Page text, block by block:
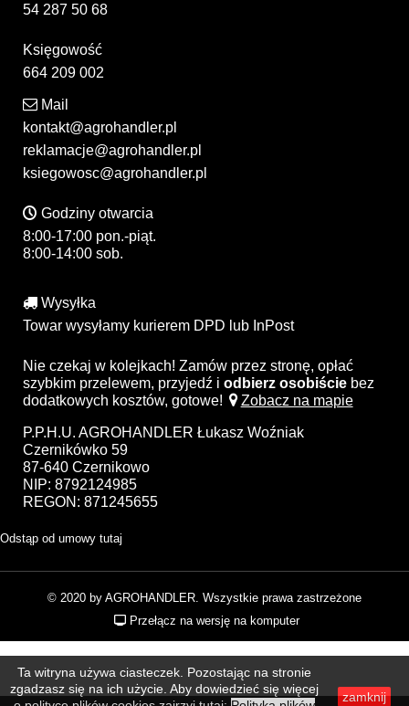
Ta witryna używa ciasteczek. Pozostając na stronie
zgadzasz się na ich użycie. Aby dowiedzieć się więcej
zamknij
54 287 50 68
Księgowość
664 209 002
Mail
kontakt@agrohandler.pl
reklamacje@agrohandler.pl
ksiegowosc@agrohandler.pl
Godziny otwarcia
8:00-17:00 pon.-piąt.
8:00-14:00 sob.
Wysyłka
Towar wysyłamy kurierem DPD lub InPost
Nie czekaj w kolejkach! Zamów przez stronę, opłać
szybkim przelewem, przyjedź i odbierz osobiście bez
dodatkowych kosztów, gotowe!
Zobacz na mapie
P.P.H.U. AGROHANDLER Łukasz Woźniak
Czernikówko 59
87-640 Czernikowo
NIP: 8792124985
REGON: 871245655
Odstąp od umowy tutaj
© 2020 by AGROHANDLER. Wszystkie prawa zastrzeżone
Przełącz na wersję na komputer